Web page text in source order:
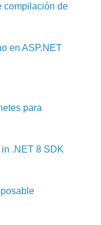
compilación de
en ASP.NET
para
.NET 8 SDK